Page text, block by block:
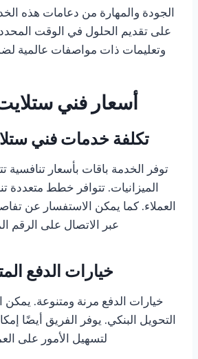
الجودة والمهارة من دعامات هذه
على تقديم الحلول في الوقت
وتعليمات ذات مواصفات عالمية
أسعار فني
تكلفة خدمات فني
توفر الخدمة باقات بأسعار
الميزانيات. تتوافر خطط متعددة
العملاء. كما يمكن الاستفسار عن
عبر الاتصال على الرقم
خيارات الدفع
خيارات الدفع مرنة ومتنوعة. يمكن
التحويل البنكي. يوفر الفريق أيضًا
لتسهيل الأمور على